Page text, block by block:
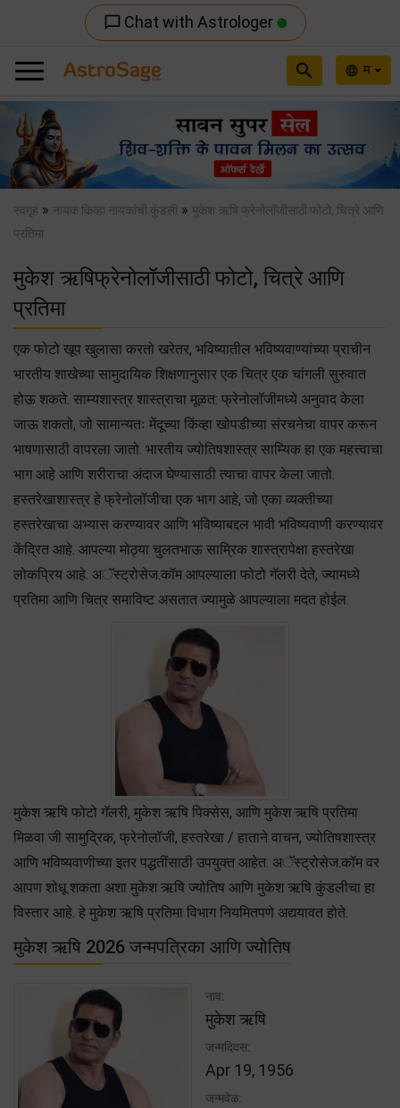
chat_bubble_outline Chat with Astrologer
language म
search
Previous
स्वगृह » नायक किव्हा नायकांची कुंडली » मुकेश ऋषि फ्रेनोलॉजीसाठी फोटो, चित्रे आणि
प्रतिमा
मुकेश ऋषिफ्रेनोलॉजीसाठी फोटो, चित्रे आणि
प्रतिमा
एक फोटो खूप खुलासा करतो खरेतर, भविष्यातील भविष्यवाण्यांच्या प्राचीन
भारतीय शाखेच्या सामुदायिक शिक्षणानुसार एक चित्र एक चांगली सुरुवात
होऊ शकते. साम्यशास्त्र शास्त्राचा मूळत: फ्रेनोलॉजीमध्ये अनुवाद केला
जाऊ शकतो, जो सामान्यतः मेंदूच्या किंव्हा खोपडीच्या संरचनेचा वापर करून
भाषणासाठी वापरला जातो. भारतीय ज्योतिषशास्त्र साम्यिक हा एक महत्त्वाचा
भाग आहे आणि शरीराचा अंदाज घेण्यासाठी त्याचा वापर केला जातो.
हस्तरेखाशास्त्र हे फ्रेनोलॉजीचा एक भाग आहे, जो एका व्यक्तीच्या
हस्तरेखाचा अभ्यास करण्यावर आणि भविष्याबद्दल भावी भविष्यवाणी करण्यावर
केंद्रित आहे. आपल्या मोठ्या चुलतभाऊ साम्रिक शास्त्रापेक्षा हस्तरेखा
लोकप्रिय आहे. अॅस्ट्रोसेज.कॉम आपल्याला फोटो गॅलरी देते, ज्यामध्ये
प्रतिमा आणि चित्र समाविष्ट असतात ज्यामुळे आपल्याला मदत होईल.
मुकेश ऋषि फोटो गॅलरी, मुकेश ऋषि पिक्सेस, आणि मुकेश ऋषि प्रतिमा
मिळवा जी सामुद्रिक, फ्रेनोलॉजी, हस्तरेखा / हाताने वाचन, ज्योतिषशास्त्र
आणि भविष्यवाणीच्या इतर पद्धतींसाठी उपयुक्त आहेत. अॅस्ट्रोसेज.कॉम वर
आपण शोधू शकता अशा मुकेश ऋषि ज्योतिष आणि मुकेश ऋषि कुंडलीचा हा
विस्तार आहे. हे मुकेश ऋषि प्रतिमा विभाग नियमितपणे अद्ययावत होते.
मुकेश ऋषि 2026 जन्मपत्रिका आणि ज्योतिष
नाव:
मुकेश ऋषि
जन्मदिवस:
Apr 19, 1956
जन्मवेळ: